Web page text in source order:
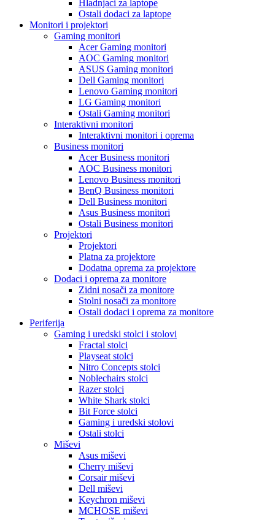
Hladnjaci za laptope
Ostali dodaci za laptope
Monitori i projektori
Gaming monitori
Acer Gaming monitori
AOC Gaming monitori
ASUS Gaming monitori
Dell Gaming monitori
Lenovo Gaming monitori
LG Gaming monitori
Ostali Gaming monitori
Interaktivni monitori
Interaktivni monitori i oprema
Business monitori
Acer Business monitori
AOC Business monitori
Lenovo Business monitori
BenQ Business monitori
Dell Business monitori
Asus Business monitori
Ostali Business monitori
Projektori
Projektori
Platna za projektore
Dodatna oprema za projektore
Dodaci i oprema za monitore
Zidni nosači za monitore
Stolni nosači za monitore
Ostali dodaci i oprema za monitore
Periferija
Gaming i uredski stolci i stolovi
Fractal stolci
Playseat stolci
Nitro Concepts stolci
Noblechairs stolci
Razer stolci
White Shark stolci
Bit Force stolci
Gaming i uredski stolovi
Ostali stolci
Miševi
Asus miševi
Cherry miševi
Corsair miševi
Dell miševi
Keychron miševi
MCHOSE miševi